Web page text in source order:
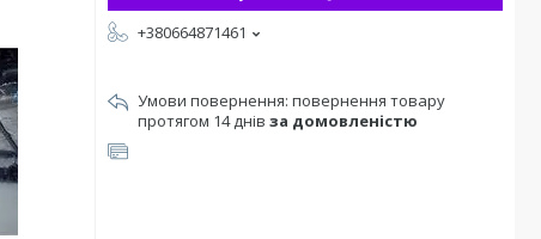
+380664871461
повернення товару
протягом 14 днів за домовленістю